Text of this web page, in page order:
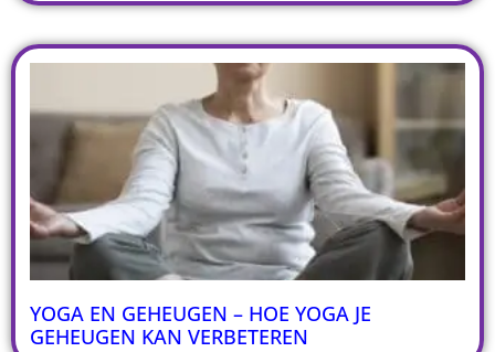
YOGA EN GEHEUGEN – HOE YOGA JE
GEHEUGEN KAN VERBETEREN